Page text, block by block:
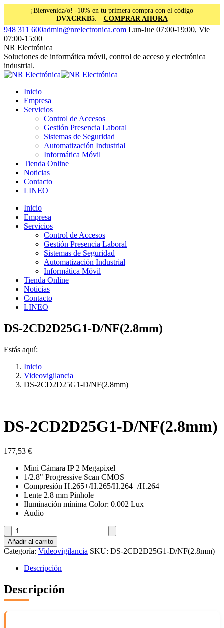
¡Bienvenida/o! -10% en tu primera compra con el código
DVXCRKB5. COMPRAR AHORA
Saltar
al
contenido
Facebook
page
opens
in
new
window
Instagram
page
opens
in
new
window
Linkedin
page
opens
in
new
window
948 311 600admin@nrelectronica.com Lun-Jue 07:00-19:00, Vie
07:00-15:00
NR Electrónica
Soluciones de informática móvil, control de acceso y electrónica
industrial.
Inicio
Empresa
Servicios
Control de Accesos
Gestión Presencia Laboral
Sistemas de Seguridad
Automatización Industrial
Informática Móvil
Tienda Online
Noticias
Contacto
LINEO
Inicio
Empresa
Servicios
Control de Accesos
Gestión Presencia Laboral
Sistemas de Seguridad
Automatización Industrial
Informática Móvil
Tienda Online
Noticias
Contacto
LINEO
DS-2CD2D25G1-D/NF(2.8mm)
Estás aquí:
Inicio
Videovigilancia
DS-2CD2D25G1-D/NF(2.8mm)
DS-2CD2D25G1-D/NF(2.8mm)
177,53 €
Mini Cámara IP 2 Megapixel
1/2.8" Progressive Scan CMOS
Compresión H.265+/H.265/H.264+/H.264
Lente 2.8 mm Pinhole
Iluminación mínima Color: 0.002 Lux
Audio
DS-
2CD2D25G1-
D/NF(2.8mm)
cantidad
Añadir al carrito
Categoría: Videovigilancia SKU: DS-2CD2D25G1-D/NF(2.8mm)
Descripción
Descripción